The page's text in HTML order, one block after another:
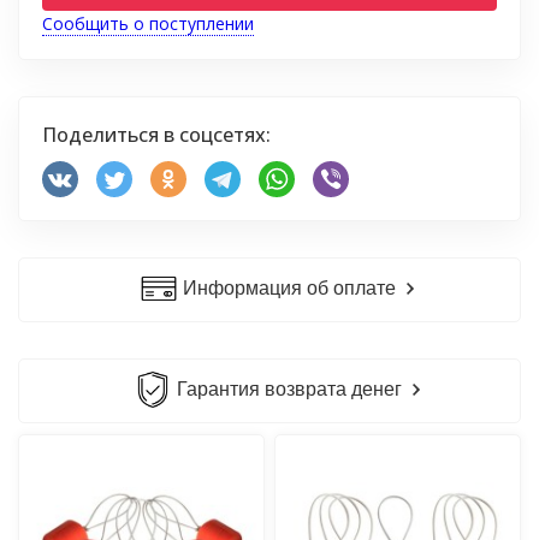
Сообщить о поступлении
Поделиться в соцсетях:
Информация об оплате
Гарантия возврата денег